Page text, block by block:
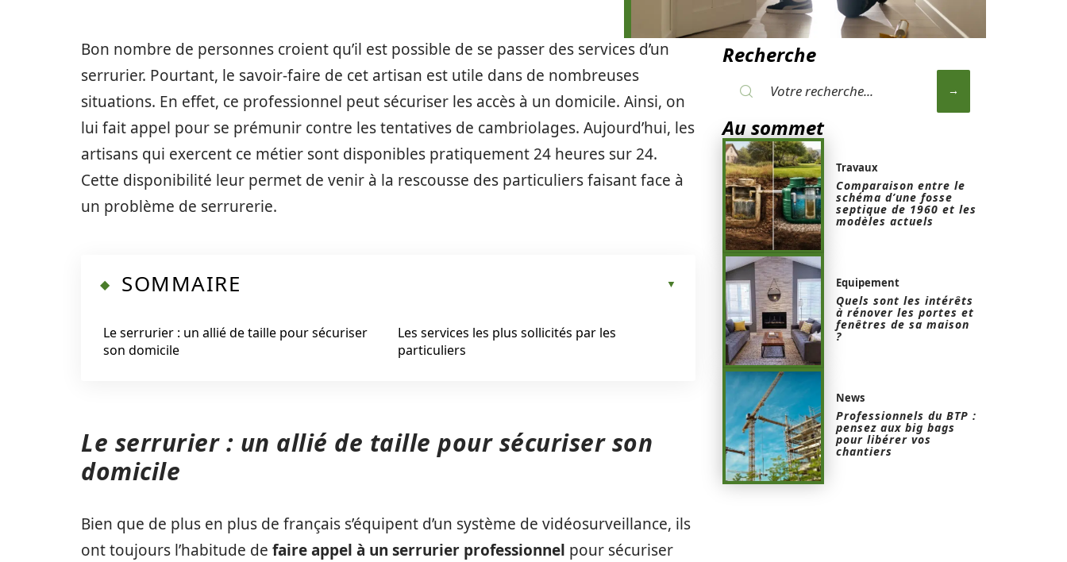
Bon nombre de personnes croient qu’il est possible de se passer des services d’un
serrurier. Pourtant, le savoir-faire de cet artisan est utile dans de nombreuses
situations. En effet, ce professionnel peut sécuriser les accès à un domicile. Ainsi, on
lui fait appel pour se prémunir contre les tentatives de cambriolages. Aujourd’hui, les
artisans qui exercent ce métier sont disponibles pratiquement 24 heures sur 24.
Cette disponibilité leur permet de venir à la rescousse des particuliers faisant face à
un problème de serrurerie.
SOMMAIRE
Le serrurier : un allié de taille pour sécuriser
son domicile
Les services les plus sollicités par les
particuliers
Le serrurier : un allié de taille pour sécuriser son
domicile
Bien que de plus en plus de français s’équipent d’un système de vidéosurveillance, ils
ont toujours l’habitude de faire appel à un serrurier professionnel pour sécuriser
Recherche
Au sommet
Travaux
Comparaison entre le
schéma d’une fosse
septique de 1960 et les
modèles actuels
Equipement
Quels sont les intérêts
à rénover les portes et
fenêtres de sa maison
?
News
Professionnels du BTP :
pensez aux big bags
pour libérer vos
chantiers